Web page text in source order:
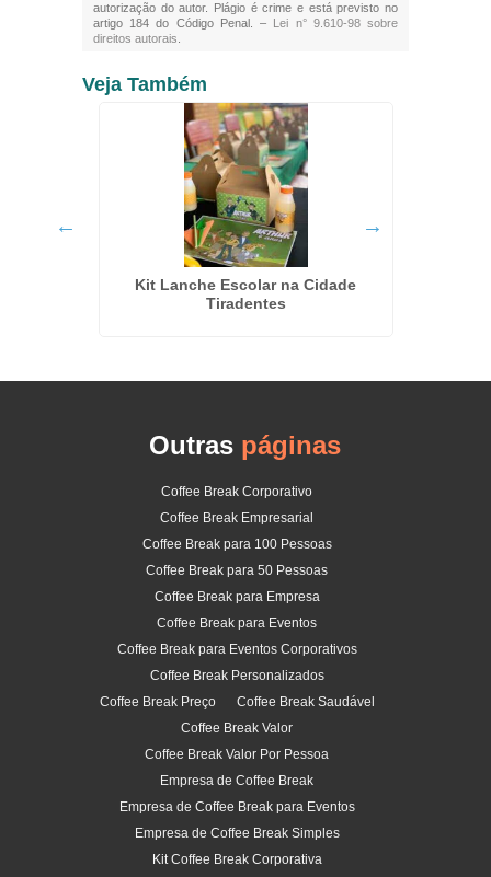
autorização do autor. Plágio é crime e está previsto no
artigo 184 do Código Penal. – Lei n° 9.610-98 sobre
direitos autorais
Veja Também
Kit Lanche Escolar na Cidade
Tiradentes
Outras páginas
Coffee Break Corporativo
Coffee Break Empresarial
Coffee Break para 100 Pessoas
Coffee Break para 50 Pessoas
Coffee Break para Empresa
Coffee Break para Eventos
Coffee Break para Eventos Corporativos
Coffee Break Personalizados
Coffee Break Preço
Coffee Break Saudável
Coffee Break Valor
Coffee Break Valor Por Pessoa
Empresa de Coffee Break
Empresa de Coffee Break para Eventos
Empresa de Coffee Break Simples
Kit Coffee Break Corporativa